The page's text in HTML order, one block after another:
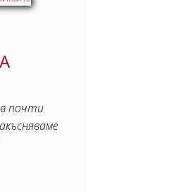
почти